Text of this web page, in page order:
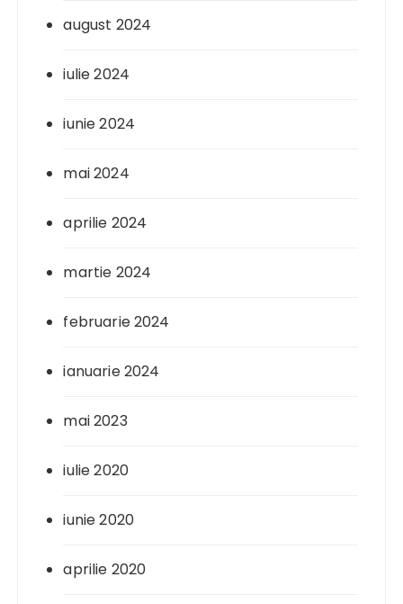
august 2024
iulie 2024
iunie 2024
mai 2024
aprilie 2024
martie 2024
februarie 2024
ianuarie 2024
mai 2023
iulie 2020
iunie 2020
aprilie 2020